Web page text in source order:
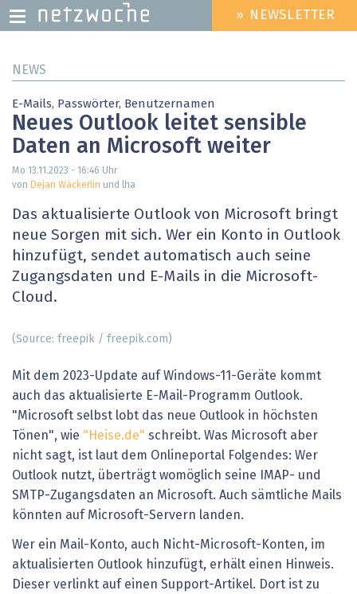
zum
HEADER
MENU
» NEWSLETTER
NEWS
E-Mails, Passwörter, Benutzernamen
Neues Outlook leitet sensible
Daten an Microsoft weiter
Mo 13.11.2023 - 16:46 Uhr
von Dejan Wäckerlin und lha
Das aktualisierte Outlook von Microsoft bringt
neue Sorgen mit sich. Wer ein Konto in Outlook
hinzufügt, sendet automatisch auch seine
Zugangsdaten und E-Mails in die Microsoft-
Cloud.
(Source: freepik / freepik.com)
Mit dem 2023-Update auf Windows-11-Geräte kommt
auch das aktualisierte E-Mail-Programm Outlook.
"Microsoft selbst lobt das neue Outlook in höchsten
Tönen", wie "Heise.de" schreibt. Was Microsoft aber
nicht sagt, ist laut dem Onlineportal Folgendes: Wer
Outlook nutzt, überträgt womöglich seine IMAP- und
SMTP-Zugangsdaten an Microsoft. Auch sämtliche Mails
könnten auf Microsoft-Servern landen.
Wer ein Mail-Konto, auch Nicht-Microsoft-Konten, im
aktualisierten Outlook hinzufügt, erhält einen Hinweis.
Dieser verlinkt auf einen Support-Artikel. Dort ist zu